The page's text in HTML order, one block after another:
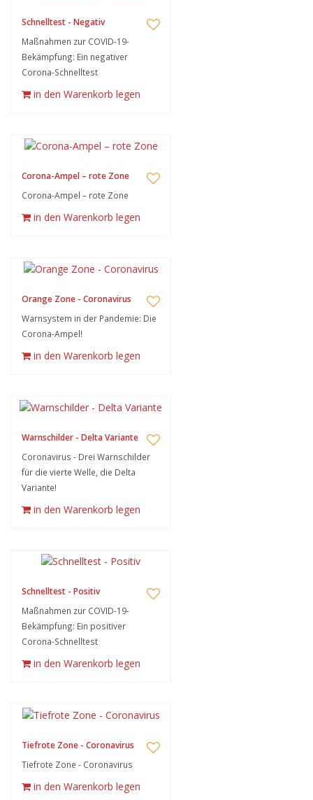
Schnelltest - Negativ
Maßnahmen zur COVID-19-
Bekämpfung: Ein negativer
Corona-Schnelltest
in den Warenkorb legen
Corona-Ampel – rote Zone
Corona-Ampel – rote Zone
in den Warenkorb legen
Orange Zone - Coronavirus
Warnsystem in der Pandemie: Die
Corona-Ampel!
in den Warenkorb legen
Warnschilder - Delta Variante
Coronavirus - Drei Warnschilder
für die vierte Welle, die Delta
Variante!
in den Warenkorb legen
Schnelltest - Positiv
Maßnahmen zur COVID-19-
Bekämpfung: Ein positiver
Corona-Schnelltest
in den Warenkorb legen
Tiefrote Zone - Coronavirus
Tiefrote Zone - Coronavirus
in den Warenkorb legen